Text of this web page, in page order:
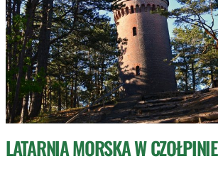
LATARNIA MORSKA W CZOŁPINIE